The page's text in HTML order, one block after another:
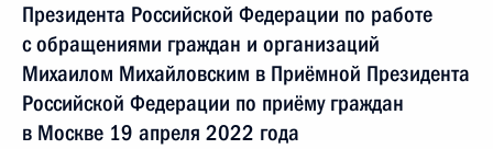
Президента Российской Федерации по работе
с обращениями граждан и организаций
Михаилом Михайловским в Приёмной Президента
Российской Федерации по приёму граждан
в Москве 19 апреля 2022 года